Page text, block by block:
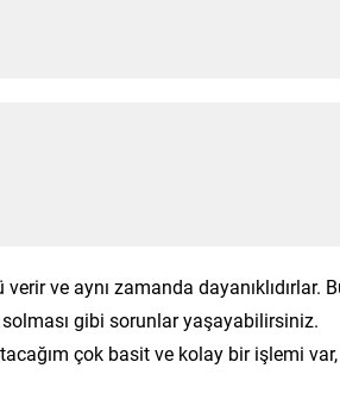
ve aynı zamanda dayanıklıdırlar.
solması gibi sorunlar yaşayabilirsiniz.
çok basit ve kolay bir işlemi var,